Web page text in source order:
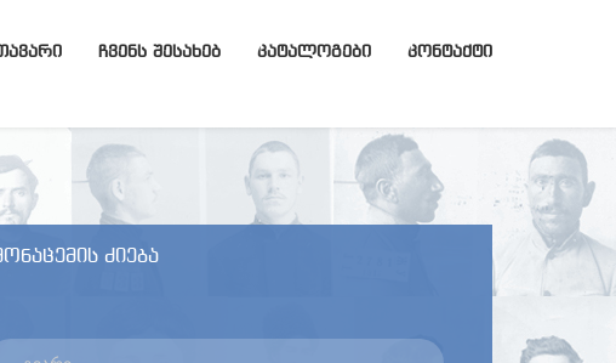
ᲩᲕᲔᲜᲡ ᲨᲔᲡᲐᲮᲔᲑ ᲙᲐᲢᲐᲚᲝᲒᲔᲑᲘ ᲙᲝᲜᲢᲐᲥᲢᲘ
ძიება